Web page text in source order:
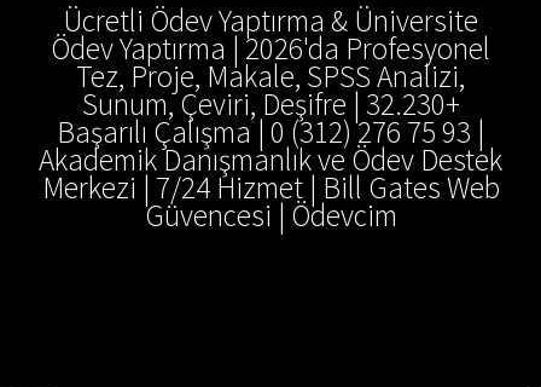
Ücretli Ödev Yaptırma & Üniversite
Ödev Yaptırma | 2026'da Profesyonel
Tez, Proje, Makale, SPSS Analizi,
Sunum, Çeviri, Deşifre | 32.230+
Başarılı Çalışma | 0 (312) 276 75 93 |
Akademik Danışmanlık ve Ödev Destek
Merkezi | 7/24 Hizmet | Bill Gates Web
Güvencesi | Ödevcim